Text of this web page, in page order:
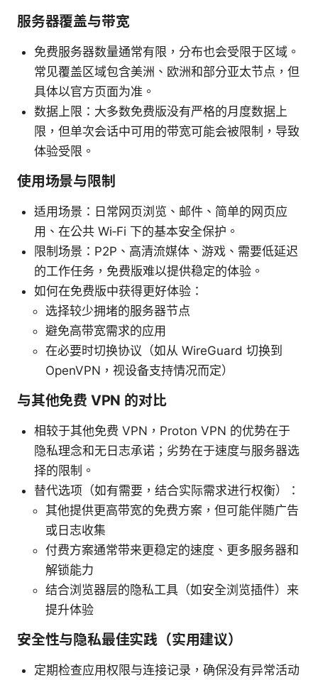
服务器覆盖与带宽
免费服务器数量通常有限，分布也会受限于区域。
常见覆盖区域包含美洲、欧洲和部分亚太节点，但
具体以官方页面为准。
数据上限：大多数免费版没有严格的月度数据上
限，但单次会话中可用的带宽可能会被限制，导致
体验受限。
使用场景与限制
适用场景：日常网页浏览、邮件、简单的网页应
用、在公共 Wi‑Fi 下的基本安全保护。
限制场景：P2P、高清流媒体、游戏、需要低延迟
的工作任务，免费版难以提供稳定的体验。
如何在免费版中获得更好体验：
选择较少拥堵的服务器节点
避免高带宽需求的应用
在必要时切换协议（如从 WireGuard 切换到
OpenVPN，视设备支持情况而定）
与其他免费 VPN 的对比
相较于其他免费 VPN，Proton VPN 的优势在于
隐私理念和无日志承诺；劣势在于速度与服务器选
择的限制。
替代选项（如有需要，结合实际需求进行权衡）：
其他提供更高带宽的免费方案，但可能伴随广告
或日志收集
付费方案通常带来更稳定的速度、更多服务器和
解锁能力
结合浏览器层的隐私工具（如安全浏览插件）来
提升体验
安全性与隐私最佳实践（实用建议）
定期检查应用权限与连接记录，确保没有异常活动